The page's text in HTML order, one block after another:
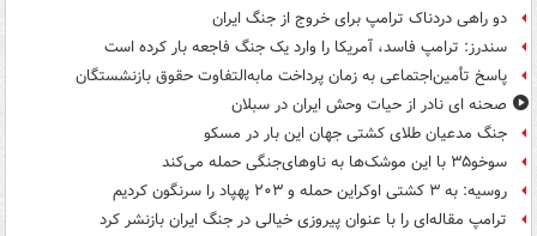
دو راهی دردناک ترامپ برای خروج از جنگ ایران
سندرز: ترامپ فاسد، آمریکا را وارد یک جنگ فاجعه بار کرده است
پاسخ تأمین‌اجتماعی به زمان پرداخت مابه‌التفاوت حقوق بازنشستگان
صحنه ای نادر از حیات وحش ایران در سبلان
جنگ مدعیان طلای کشتی جهان این بار در مسکو
سوخو۳۵ با این موشک‌ها به ناوهای‌جنگی حمله می‌کند
روسیه: به ۳ کشتی اوکراین حمله و ۲۰۳ پهپاد را سرنگون کردیم
ترامپ مقاله‌ای را با عنوان پیروزی خیالی در جنگ ایران بازنشر کرد